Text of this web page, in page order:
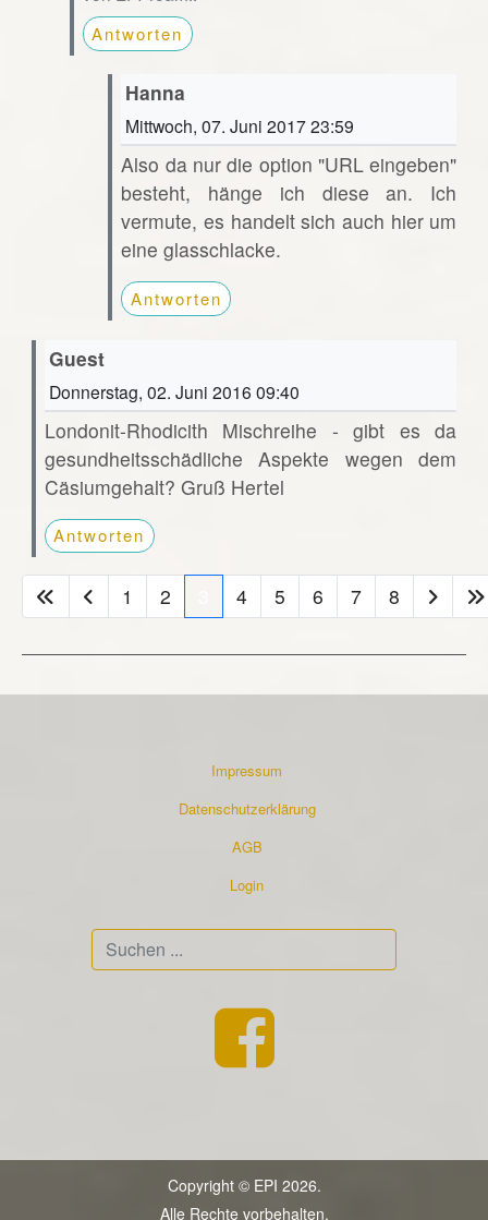
Antworten
Hanna
Mittwoch, 07. Juni 2017 23:59
Also da nur die option "URL eingeben"
besteht, hänge ich diese an. Ich
vermute, es handelt sich auch hier um
eine glasschlacke.
Antworten
Guest
Donnerstag, 02. Juni 2016 09:40
Londonit-Rhodicith Mischreihe - gibt es da
gesundheitsschädliche Aspekte wegen dem
Cäsiumgehalt? Gruß Hertel
Antworten
1 2 4 5 6 7 8
Impressum
Datenschutzerklärung
AGB
Login
Copyright © EPI 2026.
Alle Rechte vorbehalten.